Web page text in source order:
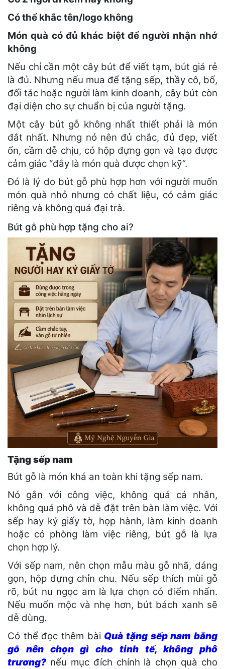
Có thể khắc tên/logo không
Món quà có đủ khác biệt để người nhận nhớ
không
Nếu chỉ cần một cây bút để viết tạm, bút giá rẻ
là đủ. Nhưng nếu mua để tặng sếp, thầy cô, bố,
đối tác hoặc người làm kinh doanh, cây bút còn
đại diện cho sự chuẩn bị của người tặng.
Một cây bút gỗ không nhất thiết phải là món
đắt nhất. Nhưng nó nên đủ chắc, đủ đẹp, viết
ổn, cầm dễ chịu, có hộp đựng gọn và tạo được
cảm giác “đây là món quà được chọn kỹ”.
Đó là lý do bút gỗ phù hợp hơn với người muốn
món quà nhỏ nhưng có chất liệu, có cảm giác
riêng và không quá đại trà.
Bút gỗ phù hợp tặng cho ai?
Tặng sếp nam
Bút gỗ là món khá an toàn khi tặng sếp nam.
Nó gắn với công việc, không quá cá nhân,
không quá phô và dễ đặt trên bàn làm việc. Với
sếp hay ký giấy tờ, họp hành, làm kinh doanh
hoặc có phòng làm việc riêng, bút gỗ là lựa
chọn hợp lý.
Với sếp nam, nên chọn mẫu màu gỗ nhã, dáng
gọn, hộp đựng chỉn chu. Nếu sếp thích mùi gỗ
rõ, bút nu ngọc am là lựa chọn có điểm nhấn.
Nếu muốn mộc và nhẹ hơn, bút bách xanh sẽ
dễ dùng.
Có thể đọc thêm bài Quà tặng sếp nam bằng
gỗ nên chọn gì cho tinh tế, không phô
trương?nếu mục đích chính là chọn quà cho